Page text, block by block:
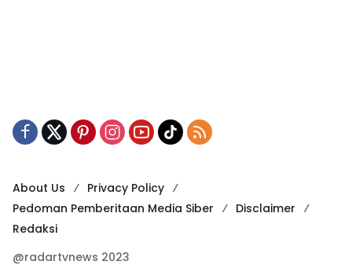
About Us
Privacy Policy
Pedoman Pemberitaan Media Siber
Disclaimer
Redaksi
@radartvnews 2023